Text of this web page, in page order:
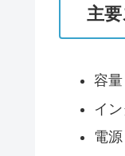
主
容
イ
電